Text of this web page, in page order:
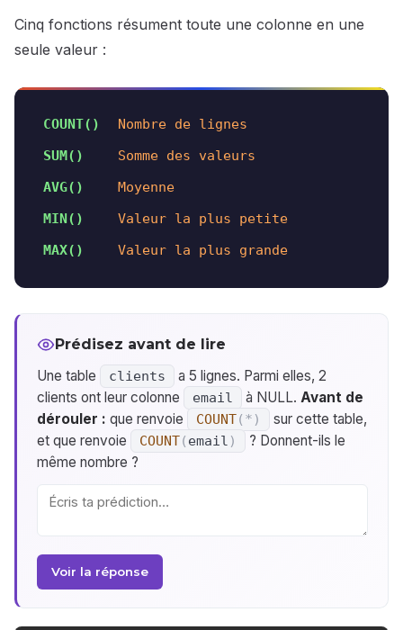
Cinq fonctions résument toute une colonne en une
seule valeur :
COUNT()
Nombre de lignes
SUM()
Somme des valeurs
AVG()
Moyenne
MIN()
Valeur la plus petite
MAX()
Valeur la plus grande
Prédisez avant de lire
Une table
clients
a 5 lignes. Parmi elles, 2
clients ont leur colonne
email à NULL. Avant de
dérouler : que renvoie COUNT( * )
sur cette table,
et que renvoie
COUNT( email )
? Donnent-ils le
même nombre ?
Voir la réponse